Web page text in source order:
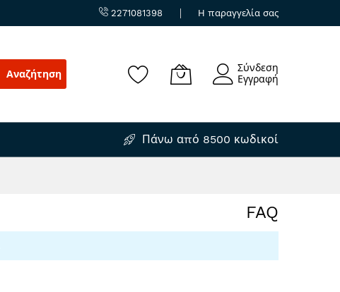
2271081398 Η παραγγελία σας
Αναζήτηση
Σύνδεση
Εγγραφή
Πάνω από 8500 κωδικοί
FAQ